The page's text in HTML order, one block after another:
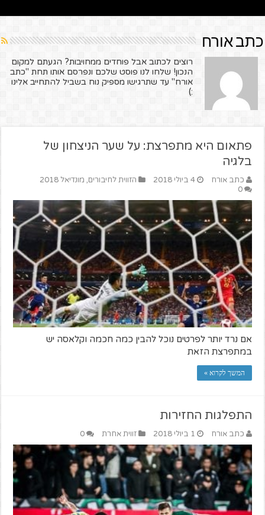
כתב אורח
רוצים לכתוב אבל פוחדים ממחויבות? הגעתם למקום
הנכון! שלחו לנו פוסט שלכם ונפרסם אותו תחת "כתב
אורח" עד שתרגישו מספיק נוח בשביל להתחייב אלינו
:)
פתאום היא מתפרצת: על שער הניצחון של
בלגיה
כתב אורח 4 ביולי 2018 הזווית לחיבורים, מונדיאל 2018
0
אם נרד יותר לפרטים נוכל להבין כמה חכמה וקלאסה יש
במתפרצת הזאת
המשך לקרוא »
התפלגות החזירות
כתב אורח 1 ביולי 2018 זווית אחרת 0